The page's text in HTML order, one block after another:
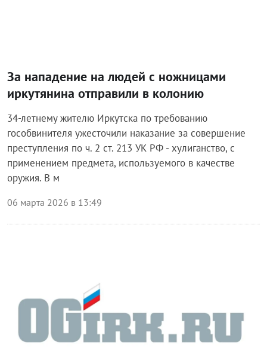
За нападение на людей с ножницами
иркутянина отправили в колонию
34-летнему жителю Иркутска по требованию
гособвинителя ужесточили наказание за совершение
преступления по ч. 2 ст. 213 УК РФ - хулиганство, с
применением предмета, используемого в качестве
оружия. В м
06 марта 2026 в 13:49